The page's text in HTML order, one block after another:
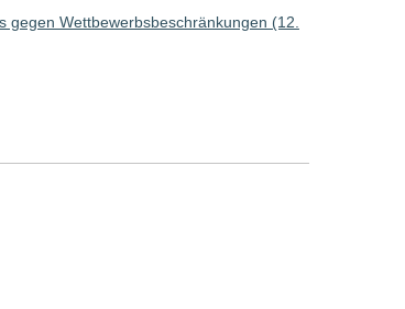
Wettbewerbsbeschränkungen (12.